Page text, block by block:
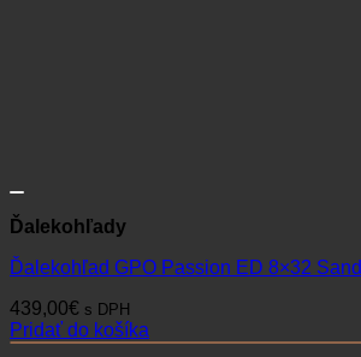
Ďalekohľady
Ďalekohľad GPO Passion ED 8×32 Sand
439,00€ s DPH
Pridať do košíka